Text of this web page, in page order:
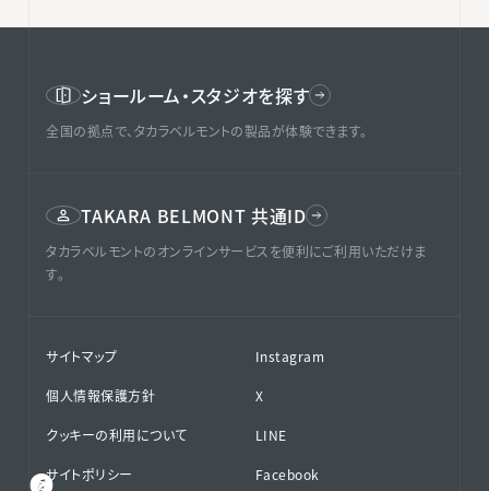
ショールーム・スタジオを探す
全国の拠点で、タカラベルモントの製品が体験できます。
TAKARA BELMONT 共通ID
タカラベルモントのオンラインサービスを便利にご利用いただけま
す。
サイトマップ
個人情報保護方針
クッキーの利用について
サイトポリシー
Instagram
X
LINE
Facebook